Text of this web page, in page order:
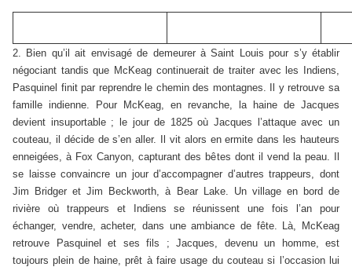
2. Bien qu’il ait envisagé de demeurer à Saint Louis pour s’y établir
négociant tandis que McKeag continuerait de traiter avec les Indiens,
Pasquinel finit par reprendre le chemin des montagnes. Il y retrouve sa
famille indienne. Pour McKeag, en revanche, la haine de Jacques
devient insuportable ; le jour de 1825 où Jacques l’attaque avec un
couteau, il décide de s’en aller. Il vit alors en ermite dans les hauteurs
enneigées, à Fox Canyon, capturant des bêtes dont il vend la peau. Il
se laisse convaincre un jour d’accompagner d’autres trappeurs, dont
Jim Bridger et Jim Beckworth, à Bear Lake. Un village en bord de
rivière où trappeurs et Indiens se réunissent une fois l’an pour
échanger, vendre, acheter, dans une ambiance de fête. Là, McKeag
retrouve Pasquinel et ses fils ; Jacques, devenu un homme, est
toujours plein de haine, prêt à faire usage du couteau si l’occasion lui